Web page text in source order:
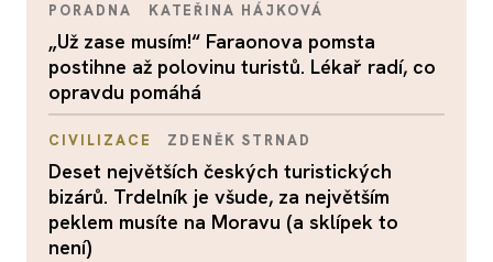
PORADNA KATEŘINA HÁJKOVÁ
„Už zase musím!“ Faraonova pomsta
postihne až polovinu turistů. Lékař radí, co
opravdu pomáhá
CIVILIZACE ZDENĚK STRNAD
Deset největších českých turistických
bizárů. Trdelník je všude, za největším
peklem musíte na Moravu (a sklípek to
není)